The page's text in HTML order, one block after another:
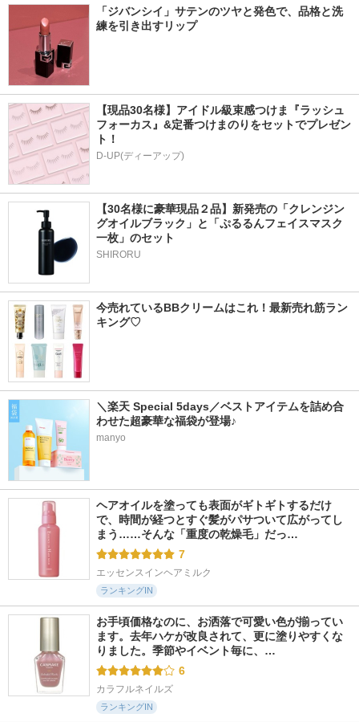
「ジバンシイ」サテンのツヤと発色で、品格と洗
練を引き出すリップ
【現品30名様】アイドル級束感つけま『ラッシュ
フォーカス』&定番つけまのりをセットでプレゼン
ト！
D-UP(ディーアップ)
【30名様に豪華現品２品】新発売の「クレンジン
グオイルブラック」と「ぷるるんフェイスマスク
一枚」のセット
SHIRORU
今売れているBBクリームはこれ！最新売れ筋ラン
キング♡
＼楽天 Special 5days／ベストアイテムを詰め合
わせた超豪華な福袋が登場♪
manyo
ヘアオイルを塗っても表面がギトギトするだけ
で、時間が経つとすぐ髪がパサついて広がってし
まう……そんな「重度の乾燥毛」だっ…
7
エッセンスインヘアミルク
ランキングIN
お手頃価格なのに、お洒落で可愛い色が揃ってい
ます。去年ハケが改良されて、更に塗りやすくな
りました。季節やイベント毎に、…
6
カラフルネイルズ
ランキングIN